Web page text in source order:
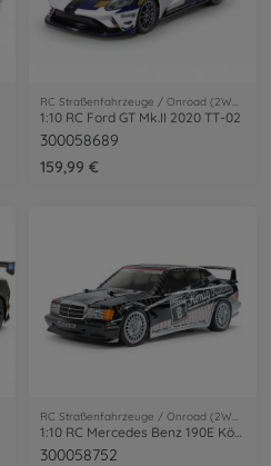
RC Straßenfahrzeuge / Onroad (2WD/4WD)
1:10 RC Ford GT Mk.II 2020 TT-02
300058689
159,99 €
RC Straßenfahrzeuge / Onroad (2WD/4WD)
300058752